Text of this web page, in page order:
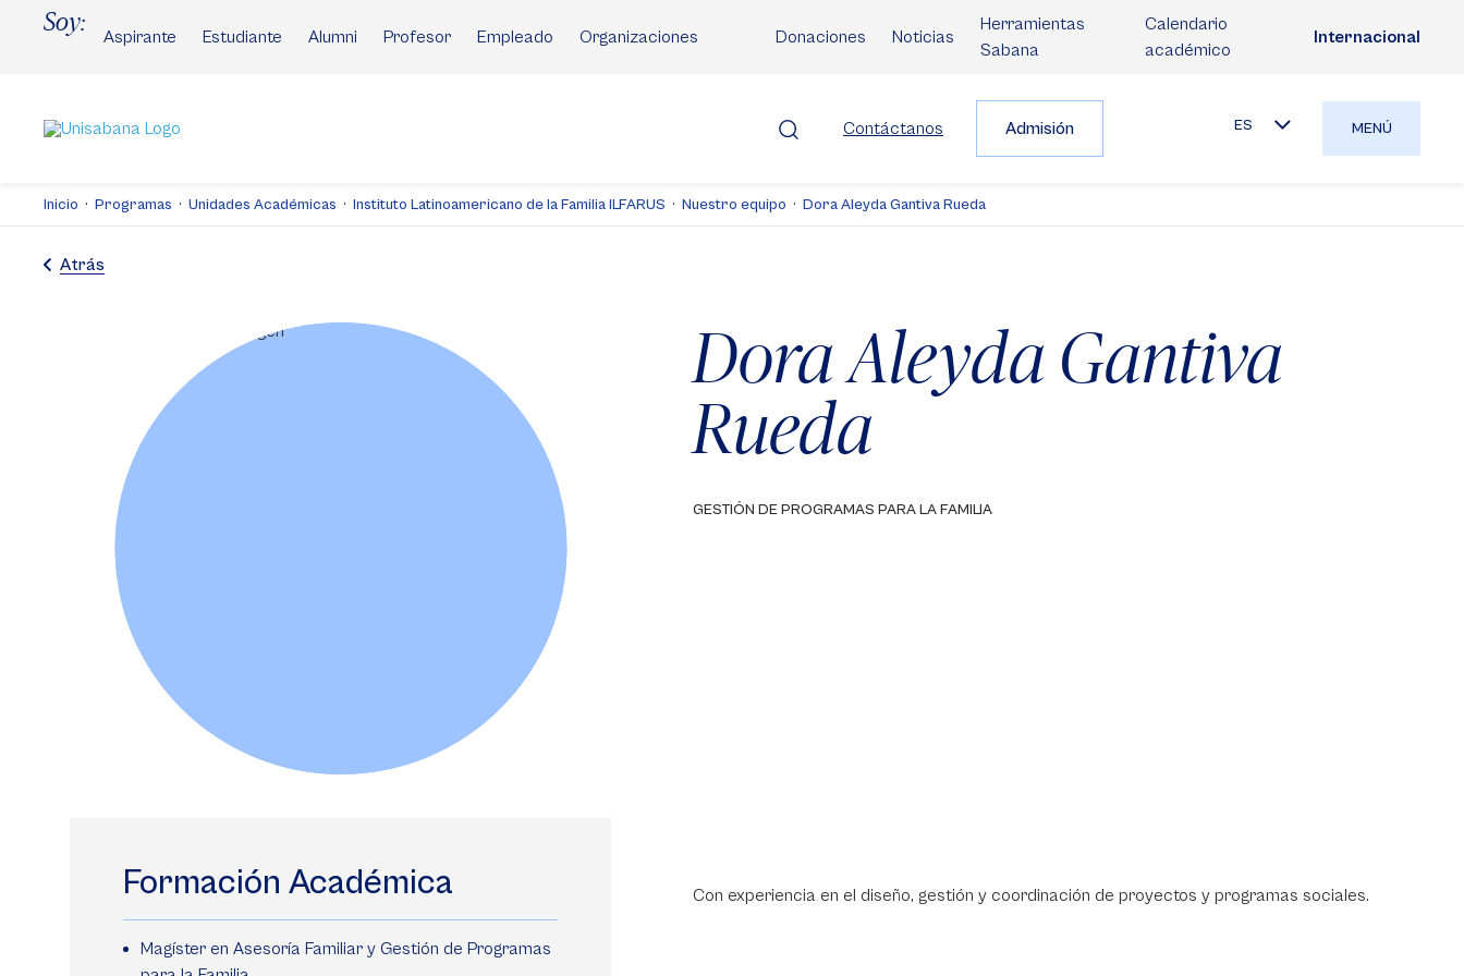
Soy:
Aspirante Estudiante Alumni Profesor Empleado Organizaciones Donaciones Noticias
Herramientas
Sabana
Calendario
académico
Internacional
Contáctanos Admisión ES MENÚ
Inicio Programas Unidades Académicas Instituto Latinoamericano de la Familia ILFARUS Nuestro equipo Dora Aleyda Gantiva Rueda
Atrás
Dora Aleyda Gantiva
Rueda
GESTIÓN DE PROGRAMAS PARA LA FAMILIA
Formación Académica
Magíster en Asesoría Familiar y Gestión de Programas
Con experiencia en el diseño, gestión y coordinación de proyectos y programas sociales.